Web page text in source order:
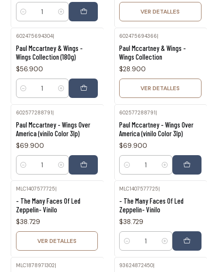
Cantidad
VER DETALLES
602475694304|
Paul Mccartney & Wings -
Wings Collection (180g)
$56.900
Cantidad
602475694366
Paul Mccartney & Wings -
Wings Collection
$28.900
VER DETALLES
602577288791|
Paul Mccartney - Wings Over
America (vinilo Color 3lp)
$69.900
Cantidad
602577288791|
Paul Mccartney - Wings Over
America (vinilo Color 3lp)
$69.900
Cantidad
MLC1407577725
- The Many Faces Of Led
Zeppelin- Vinilo
$38.729
VER DETALLES
MLC1407577725
- The Many Faces Of Led
Zeppelin- Vinilo
$38.729
Cantidad
MLC1878971302| 93624872450|